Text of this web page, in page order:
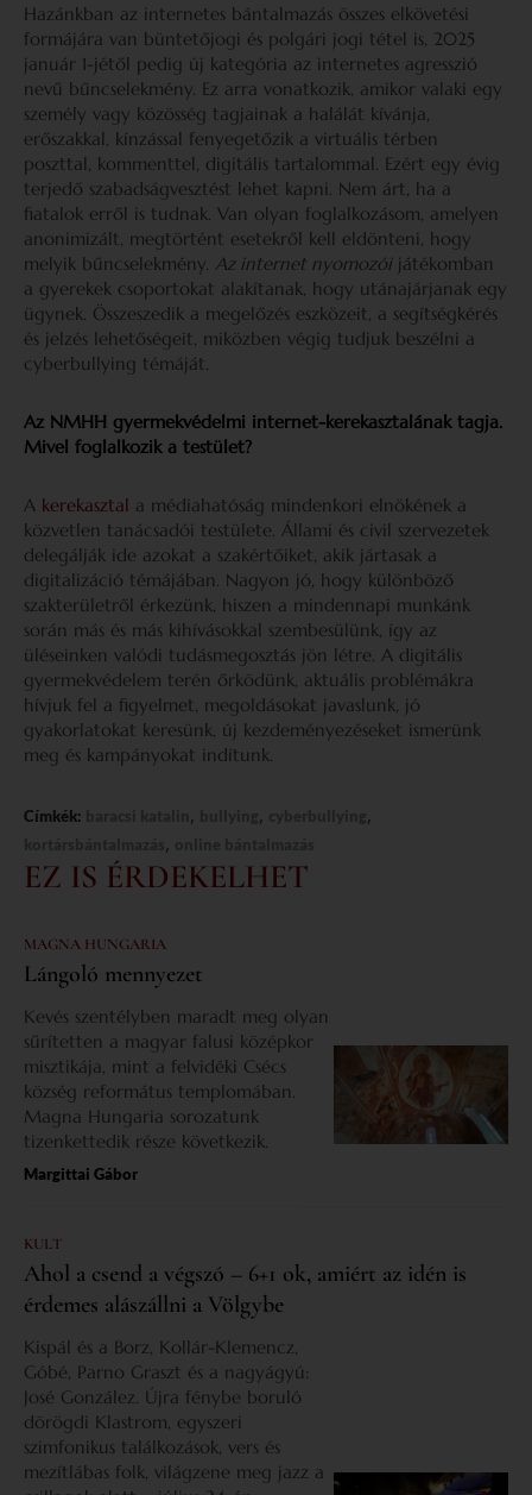
Hazánkban az internetes bántalmazás összes elkövetési
formájára van büntetőjogi és polgári jogi tétel is, 2025
január 1-jétől pedig új kategória az internetes agresszió
nevű bűncselekmény. Ez arra vonatkozik, amikor valaki egy
személy vagy közösség tagjainak a halálát kívánja,
erőszakkal, kínzással fenyegetőzik a virtuális térben
poszttal, kommenttel, digitális tartalommal. Ezért egy évig
terjedő szabadságvesztést lehet kapni. Nem árt, ha a
fiatalok erről is tudnak. Van olyan foglalkozásom, amelyen
anonimizált, megtörtént esetekről kell eldönteni, hogy
melyik bűncselekmény. Az internet nyomozóijátékomban
a gyerekek csoportokat alakítanak, hogy utánajárjanak egy
ügynek. Összeszedik a megelőzés eszközeit, a segítségkérés
és jelzés lehetőségeit, miközben végig tudjuk beszélni a
cyberbullying témáját.
Az NMHH gyermekvédelmi internet-kerekasztalának tagja.
Mivel foglalkozik a testület?
A kerekasztal a médiahatóság mindenkori elnökének a
közvetlen tanácsadói testülete. Állami és civil szervezetek
delegálják ide azokat a szakértőiket, akik jártasak a
digitalizáció témájában. Nagyon jó, hogy különböző
szakterületről érkezünk, hiszen a mindennapi munkánk
során más és más kihívásokkal szembesülünk, így az
üléseinken valódi tudásmegosztás jön létre. A digitális
gyermekvédelem terén őrködünk, aktuális problémákra
hívjuk fel a figyelmet, megoldásokat javaslunk, jó
gyakorlatokat keresünk, új kezdeményezéseket ismerünk
meg és kampányokat indítunk.
Címkék: , , ,
,
EZ IS ÉRDEKELHET
MAGNA HUNGARIA
Lángoló mennyezet
Kevés szentélyben maradt meg olyan
sűrítetten a magyar falusi középkor
misztikája, mint a felvidéki Csécs
község református templomában.
Magna Hungaria sorozatunk
tizenkettedik része következik.
Margittai Gábor
KULT
Ahol a csend a végszó – 6+1 ok, amiért az idén is
érdemes alászállni a Völgybe
Kispál és a Borz, Kollár-Klemencz,
Góbé, Parno Graszt és a nagyágyú:
José González. Újra fénybe boruló
dörögdi Klastrom, egyszeri
szimfonikus találkozások, vers és
mezítlábas folk, világzene meg jazz a